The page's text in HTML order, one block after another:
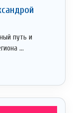
путь и
...